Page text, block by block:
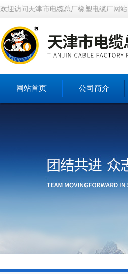
欢迎访问天津市电缆总厂橡塑电缆厂网站
网站首页 公司简介